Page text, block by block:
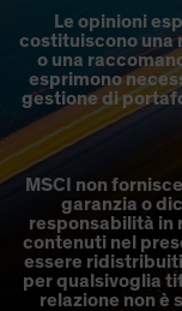
Le opinioni
costituiscono una
o una
esprimono
gestione di
MSCI non
garanzia o
responsabilità in
contenuti nel
essere
per qualsivoglia
relazione non è